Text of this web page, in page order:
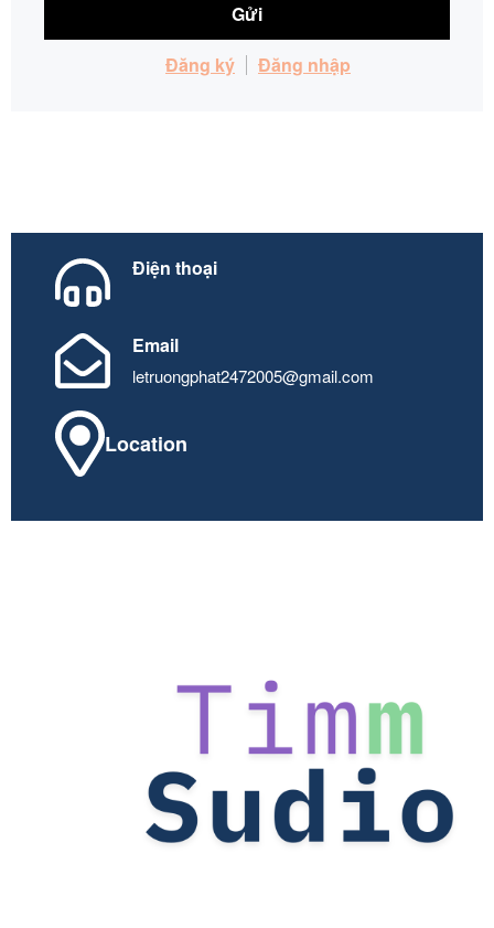
Gửi
Đăng ký
Đăng nhập
Điện thoại
Email
letruongphat2472005@gmail.com
Location